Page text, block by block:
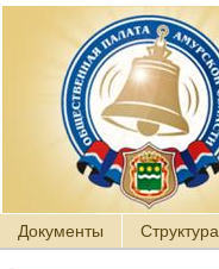
Документы Структура